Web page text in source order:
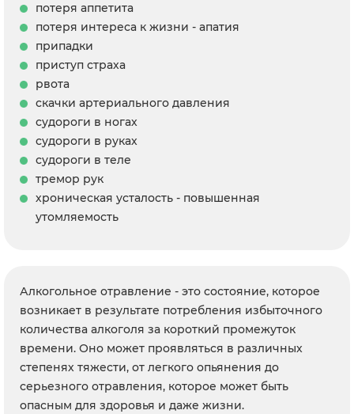
потеря аппетита
потеря интереса к жизни - апатия
припадки
приступ страха
рвота
скачки артериального давления
судороги в ногах
судороги в руках
судороги в теле
тремор рук
хроническая усталость - повышенная
утомляемость
Алкогольное отравление - это состояние, которое
возникает в результате потребления избыточного
количества алкоголя за короткий промежуток
времени. Оно может проявляться в различных
степенях тяжести, от легкого опьянения до
серьезного отравления, которое может быть
опасным для здоровья и даже жизни.